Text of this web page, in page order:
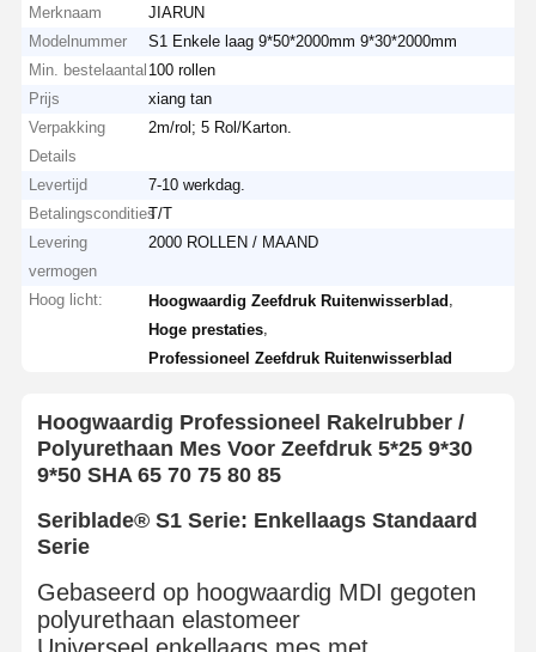
Merknaam
JIARUN
Modelnummer
S1 Enkele laag 9*50*2000mm 9*30*2000mm
Min. bestelaantal 100 rollen
Prijs
xiang tan
Verpakking
Details
2m/rol; 5 Rol/Karton.
Levertijd
7-10 werkdag.
BetalingsconditiesT/T
Levering
vermogen
2000 ROLLEN / MAAND
Hoog licht: Hoogwaardig Zeefdruk Ruitenwisserblad
Hoge prestaties
Professioneel Zeefdruk Ruitenwisserblad
Hoogwaardig Professioneel Rakelrubber /
Polyurethaan Mes Voor Zeefdruk 5*25 9*30
9*50 SHA 65 70 75 80 85
Seriblade® S1 Serie: Enkellaags Standaard
Serie
Gebaseerd op hoogwaardig MDI gegoten
polyurethaan elastomeer